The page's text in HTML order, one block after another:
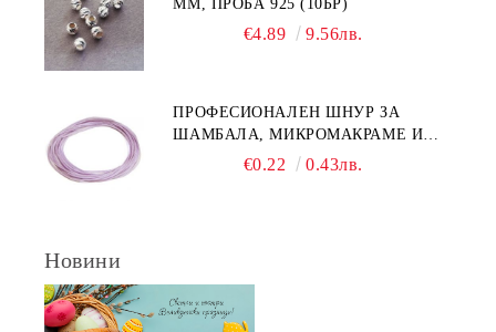
ММ, ПРОБА 925 (10БР)
€4.89 9.56лв.
ПРОФЕСИОНАЛЕН ШНУР ЗА
ШАМБАЛА, МИКРОМАКРАМЕ И
ВЪЗЛИ,GRIFFIN, ЦВЯТ ЛЮЛЯК1ММ
€0.22 0.43лв.
Новини